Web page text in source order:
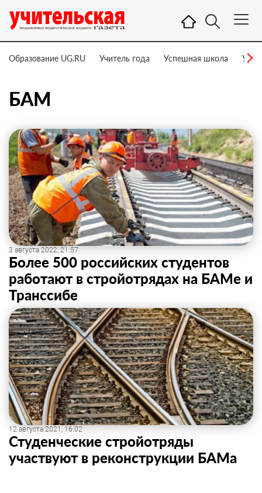
Образование UG.RU Учитель года Успешная школа
БАМ
3 августа 2022, 21:57
Более 500 российских студентов
работают в стройотрядах на БАМе и
Транссибе
12 августа 2021, 16:02
Студенческие стройотряды
участвуют в реконструкции БАМа